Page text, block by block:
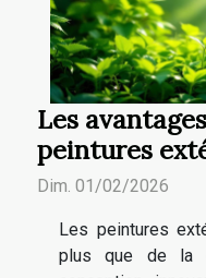
Les
peintures
Dim. 01/02/2026
Les peintures
plus que de la